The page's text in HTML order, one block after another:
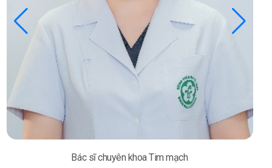
Bác sĩ chuyên khoa Tim mạch